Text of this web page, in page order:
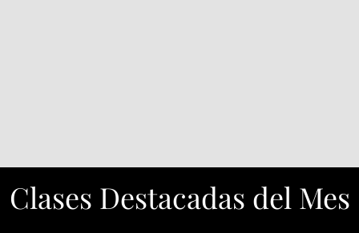
Clases Destacadas del Mes